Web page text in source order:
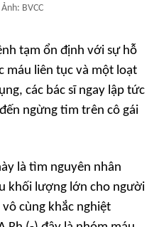
BVCC
tạm ổn định với sự hỗ
máu liên tục và một loạt
các bác sĩ ngay lập tức
ngừng tim trên cô gái
là tìm nguyên nhân
khối lượng lớn cho người
cùng khắc nghiệt